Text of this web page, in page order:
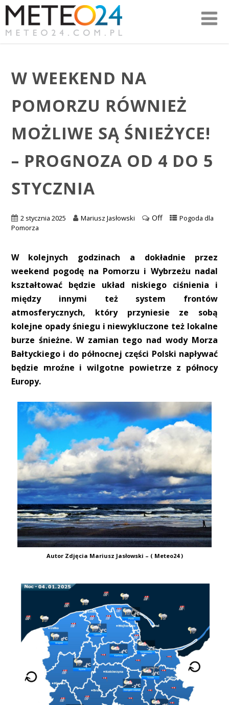
W WEEKEND NA
POMORZU RÓWNIEŻ
MOŻLIWE SĄ ŚNIEŻYCE!
– PROGNOZA OD 4 DO 5
STYCZNIA
2 stycznia 2025 Mariusz Jasłowski Off
Pogoda dla
Pomorza
W kolejnych godzinach a dokładnie przez
weekend pogodę na Pomorzu i Wybrzeżu nadal
kształtować będzie układ niskiego ciśnienia i
między innymi też system frontów
atmosferycznych, który przyniesie ze sobą
kolejne opady śniegu i niewykluczone też lokalne
burze śnieżne. W zamian tego nad wody Morza
Bałtyckiego i do północnej części Polski napływać
będzie mroźne i wilgotne powietrze z północy
Europy.
Autor Zdjęcia Mariusz Jasłowski – ( Meteo24 )